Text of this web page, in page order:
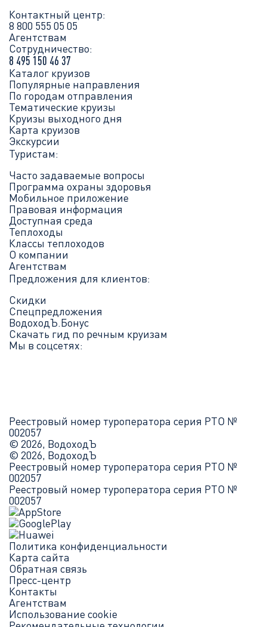
Контактный центр:
8 800 555 05 05
Агентствам
Сотрудничество:
8 495 150 46 37
Каталог круизов
Популярные направления
По городам отправления
Тематические круизы
Круизы выходного дня
Карта круизов
Экскурсии
Туристам:
Часто задаваемые вопросы
Программа охраны здоровья
Мобильное приложение
Правовая информация
Доступная среда
Теплоходы
Классы теплоходов
О компании
Агентствам
Предложения для клиентов:
Скидки
Спецпредложения
ВодоходЪ.Бонус
Скачать гид по речным круизам
Мы в соцсетях:
Реестровый номер туроператора серия РТО №
002057
© 2026, ВодоходЪ
© 2026, ВодоходЪ
Реестровый номер туроператора серия РТО №
002057
Реестровый номер туроператора серия РТО №
002057
Политика конфиденциальности
Карта сайта
Обратная связь
Пресс-центр
Контакты
Агентствам
Использование cookie